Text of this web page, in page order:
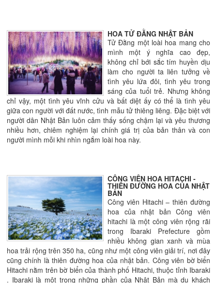
HOA TỬ ĐẰNG NHẬT BẢN
Tử Đằng một loài hoa mang cho
mình một ý nghĩa cao đẹp,
không chỉ bới sắc tím huyền dịu
làm cho người ta liên tưởng về
tình yêu lứa đôi, tình yêu trong
sáng của tuổi trẻ. Nhưng không
chỉ vậy, một tình yêu vĩnh cửu và bất diệt ấy có thể là tình yêu
giữa con người với đất nước, tình mẫu tử thiêng liêng. Đặc biệt với
người dân Nhật Bản luôn cảm thấy sống chậm lại và yêu thương
nhiều hơn, chiêm nghiệm lại chính giá trị của bản thân và con
người mình mỗi khi nhìn ngắm loài hoa này.
CÔNG VIÊN HOA HITACHI -
THIÊN ĐƯỜNG HOA CỦA NHẬT
BẢN
Công viên Hitachi – thiên đường
hoa của nhật bản Công viên
hitachi là một công viên rộng rãi
trong Ibaraki Prefecture gồm
nhiều không gian xanh và mùa
hoa trải rộng trên 350 ha, cũng như một công viên giải trí, nơi đây
cũng chính là thiên đường hoa của nhật bản. Công viên bờ biển
Hitachi nằm trên bờ biển của thành phố Hitachi, thuộc tỉnh Ibaraki
. Ibaraki là một trong những phần của Nhật Bản mà du khách